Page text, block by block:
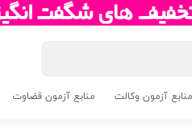
منابع آزمون وکالت منابع آزمون قضاوت